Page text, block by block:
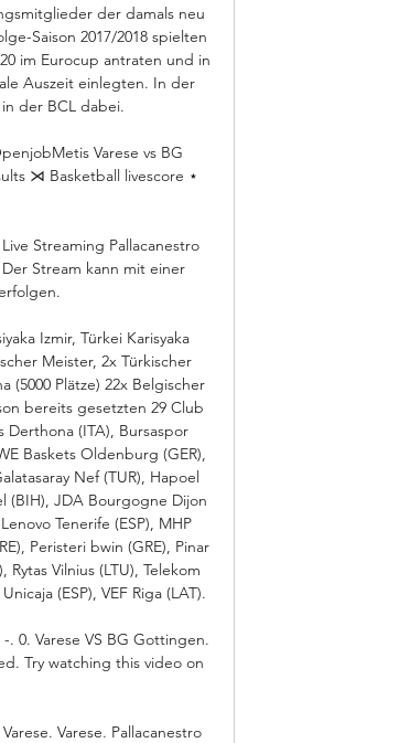
der damals neu
Saison 2017/2018 spielten
im Eurocup antraten und in
Auszeit einlegten. In der
in der BCL dabei.
Varese vs BG
⋊ Basketball livescore ⋆
Streaming Pallacanestro
Stream kann mit einer
Izmir, Türkei Karisyaka
Meister, 2x Türkischer
Plätze) 22x Belgischer
bereits gesetzten 29 Club
Derthona (ITA), Bursaspor
Baskets Oldenburg (GER),
Nef (TUR), Hapoel
(BIH), JDA Bourgogne Dijon
Tenerife (ESP), MHP
Peristeri bwin (GRE), Pinar
Rytas Vilnius (LTU), Telekom
(ESP), VEF Riga (LAT).
0. Varese VS BG Gottingen.
Try watching this video on
Varese. Pallacanestro